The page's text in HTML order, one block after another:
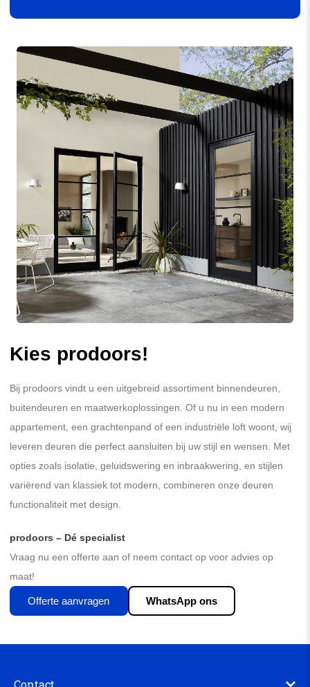
Kies prodoors!
Bij prodoors vindt u een uitgebreid assortiment binnendeuren,
buitendeuren en maatwerkoplossingen. Of u nu in een modern
appartement, een grachtenpand of een industriële loft woont, wij
leveren deuren die perfect aansluiten bij uw stijl en wensen. Met
opties zoals isolatie, geluidswering en inbraakwering, en stijlen
variërend van klassiek tot modern, combineren onze deuren
functionaliteit met design.
prodoors – Dé specialist
Vraag nu een offerte aan of neem contact op voor advies op
maat!
Offerte aanvragen WhatsApp ons
Contact